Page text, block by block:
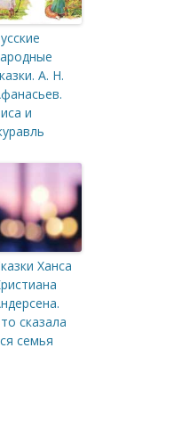
А. Н.
и
Ханса
сказала
семья